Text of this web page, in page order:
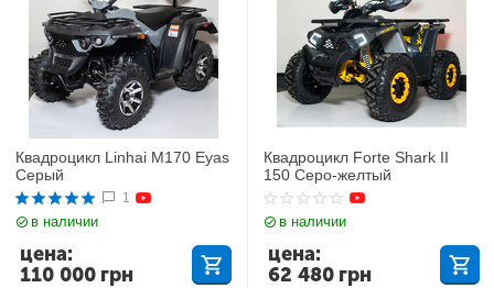
Квадроцикл Linhai M170 Eyas
Серый
1
в наличии
110 000 грн
цена:
Квадроцикл Forte Shark II
150 Серо-желтый
в наличии
62 480 грн
цена: